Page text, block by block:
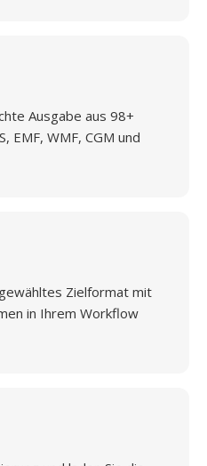
Ausgabe aus 98+
EMF, WMF, CGM und
Zielformat mit
in Ihrem Workflow